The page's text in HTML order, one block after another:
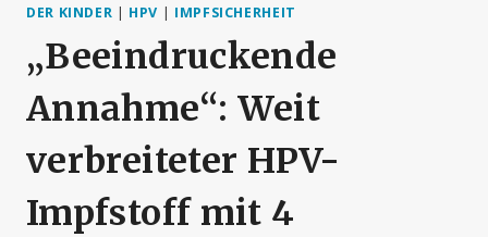
DER KINDER | HPV | IMPFSICHERHEIT
„Beeindruckende
Annahme“: Weit
verbreiteter HPV-
Impfstoff mit 4